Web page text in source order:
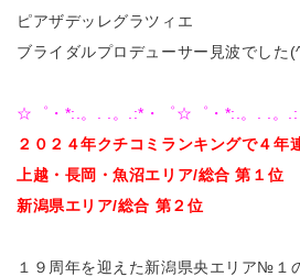
ピアザデッレグラツィエ
ブライダルプロデューサー見波でした
☆゜・*:.。. .。.:*・゜☆゜・*:.。. .。.:
２０２４年クチコミランキングで４年
上越・長岡・魚沼エリア/総合 第１位
新潟県エリア/総合 第２位
１９周年を迎えた新潟県央エリア№１